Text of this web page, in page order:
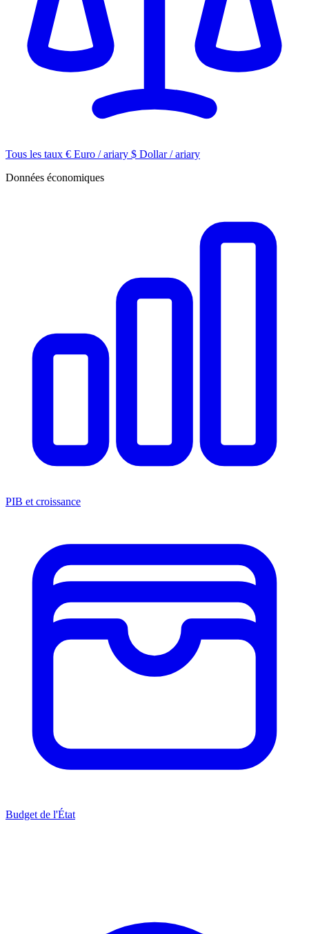
Tous les taux € Euro / ariary $ Dollar / ariary
Données économiques
PIB et croissance
Budget de l'État